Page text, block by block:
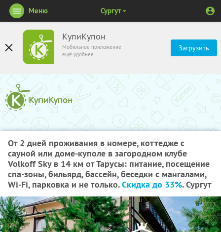
КупиКупон
Мобильное приложение
ещё удобнее
Загрузить
Меню Сургут
От 2 дней проживания в номере, коттедже с
сауной или доме-куполе в загородном клубе
Volkoff Sky в 14 км от Тарусы: питание, посещение
спа-зоны, бильярд, бассейн, беседки с мангалами,
Wi-Fi, парковка и не только.Скидка до 33%. Сургут